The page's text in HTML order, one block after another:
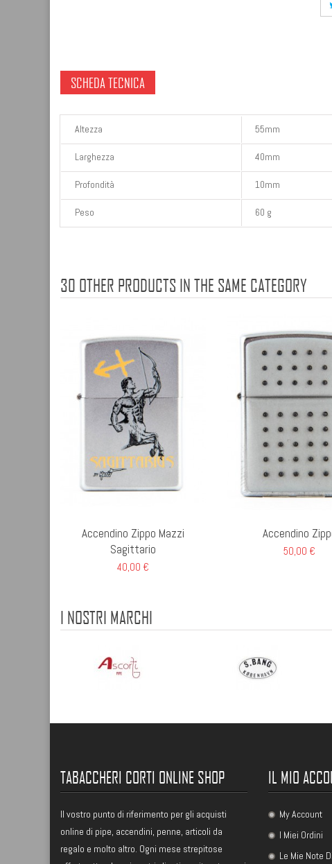
SCHEDA TECNICA
Altezza 55mm
Larghezza 40mm
Profondità 10mm
Peso 60 g
30 OTHER PRODUCTS IN THE SAME CATEGORY
Accendino Zippo Mazzi
Sagittario
40,00 €
Accendino
50,00 €
I NOSTRI MARCHI
TABACCHERI CORTI ONLINE SHOP
Il vostro punto di riferimento per gli acquisti
online di pipe, accendini, penne, articoli da
regalo e molto altro. Ogni mese strepitose
IL MIO
My Account
I Miei Ordini
Le Mie Note